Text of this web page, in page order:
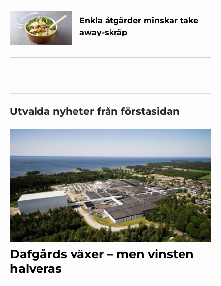
Enkla åtgärder minskar take
away-skräp
Utvalda nyheter från förstasidan
Dafgårds växer – men vinsten
halveras